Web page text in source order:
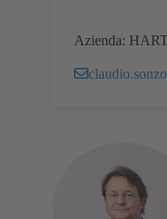
Azienda: